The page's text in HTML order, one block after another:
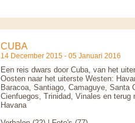
CUBA
14 December 2015 - 05 Januari 2016
Een reis dwars door Cuba, van het
Oosten naar het uiterste Westen:
Baracoa, Santiago, Camaguye, Santa
Cienfuegos, Trinidad, Vinales en terug
Havana